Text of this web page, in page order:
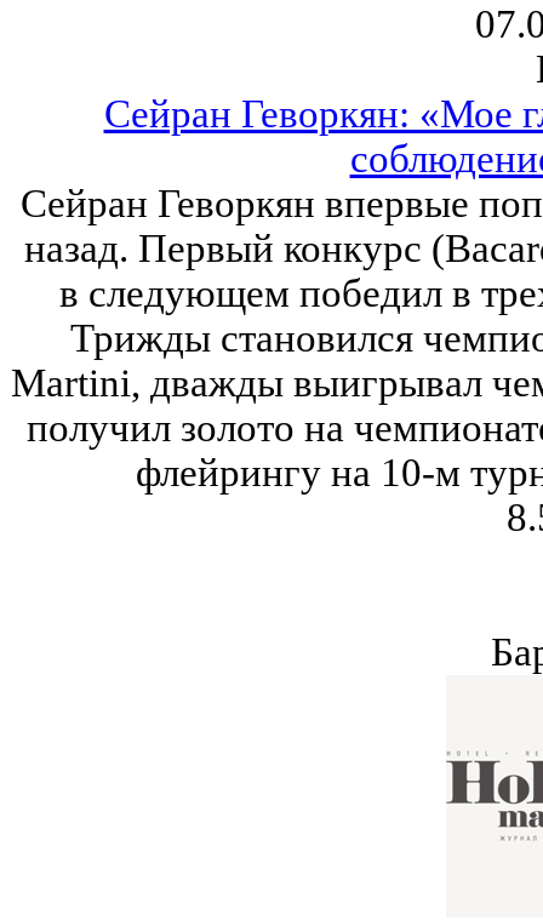
Сейран Геворкян: «Мое
Сейран Геворкян впервые
назад. Первый конкурс
в следующем победил в
Трижды становился
Martini, дважды выигрывал
получил золото на
флейрингу на 10-м